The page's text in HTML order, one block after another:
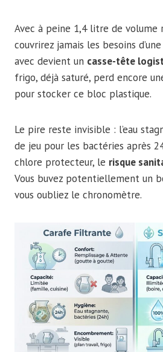
Avec à peine 1,4 litre de volume
couvrirez jamais les besoins
avec devient un casse-tête
frigo, déjà saturé, perd encore
pour stocker ce bloc plastique.
Le pire reste invisible : l’eau
de jeu pour les bactéries après
chlore protecteur, le risque
Vous buvez potentiellement un
vous oubliez le chronomètre.